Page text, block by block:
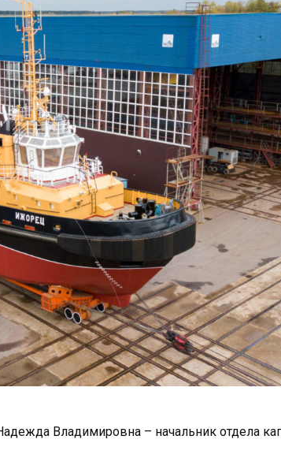
Владимировна – начальник отдела